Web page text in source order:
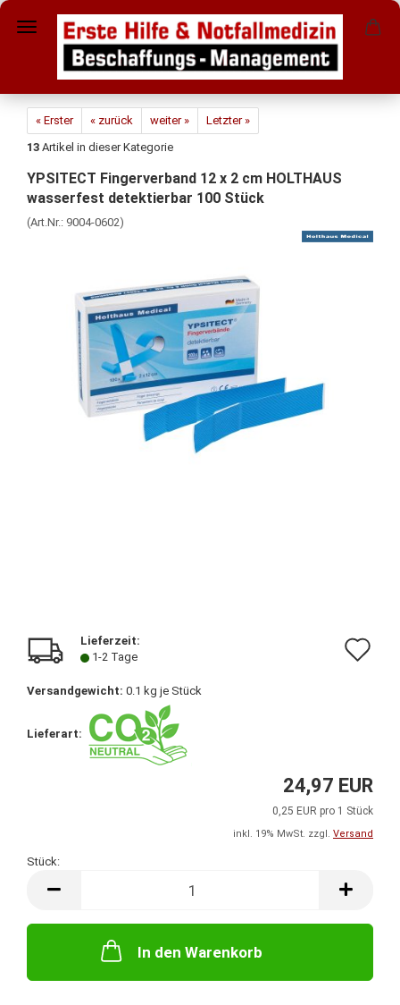
« Erster « zurück weiter »
Letzter »
13 Artikel in dieser Kategorie
YPSITECT Fingerverband 12 x 2 cm HOLTHAUS
wasserfest detektierbar 100 Stück
(Art.Nr.: 9004-0602)
Lieferzeit:
1-2 Tage
Versandgewicht: 0.1 kg je Stück
Lieferart:
24,97 EUR
0,25 EUR pro 1 Stück
inkl. 19% MwSt. zzgl. Versand
Stück:
In den Warenkorb